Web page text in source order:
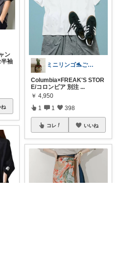
ン
袖
ね
ミニリンゴ🐬ご縁に感謝🌻ありがとう
Columbia×FREAK'S STOR
E/コロンビア 別注 ...
￥ 4,950
1 1 398
コレ いいね